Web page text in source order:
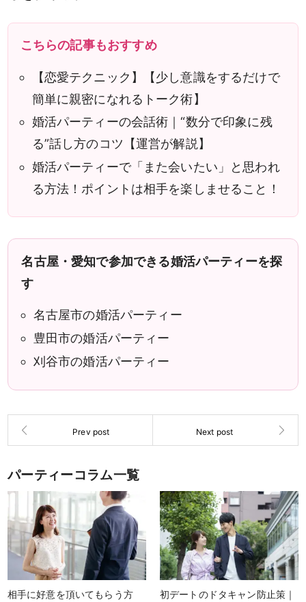
こちらの記事もおすすめ
【恋愛テクニック】【少し意識をするだけで
簡単に親密になれるトーク術】
婚活パーティーの会話術｜“数分で印象に残
る”話し方のコツ【運営が解説】
婚活パーティーで「また会いたい」と思われ
る方法！ポイントは相手を楽しませること！
名古屋・愛知で参加できる婚活パーティーを探
す
名古屋市の婚活パーティー
豊田市の婚活パーティー
刈谷市の婚活パーティー
パーティーコラム一覧
相手に好意を頂いてもらう方
初デートのドタキャン防止策｜